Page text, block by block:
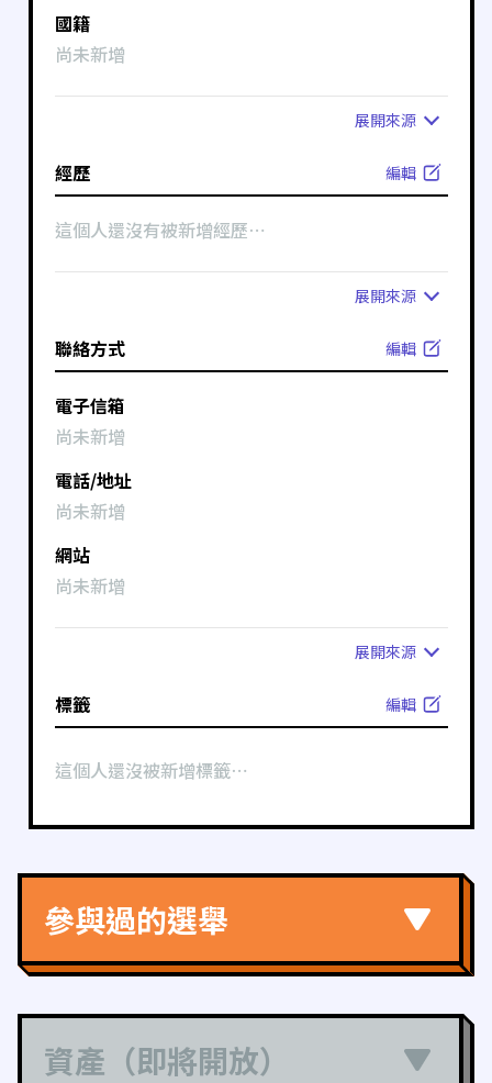
國籍
尚未新增
展開來源
經歷 編輯
這個人還沒有被新增經歷⋯
展開來源
聯絡方式 編輯
電子信箱
尚未新增
電話/地址
尚未新增
網站
尚未新增
展開來源
標籤 編輯
這個人還沒被新增標籤⋯
參與過的選舉
資產（即將開放）